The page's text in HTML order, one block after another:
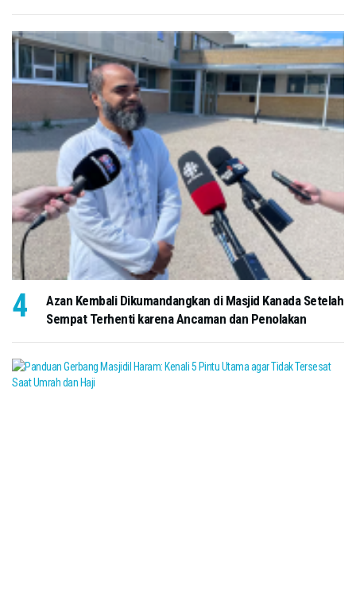
Azan Kembali Dikumandangkan di Masjid Kanada Setelah
Sempat Terhenti karena Ancaman dan Penolakan